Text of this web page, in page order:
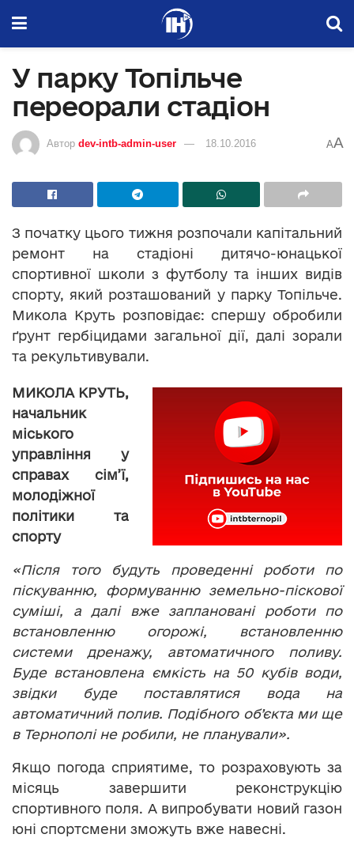
У парку Топільче
переорали стадіон
Автор dev-intb-admin-user 18.10.2016 AA
З початку цього тижня розпочали капітальний
ремонт на стадіоні дитячо-юнацької
спортивної школи з футболу та інших видів
спорту, який розташований у парку Топільче.
Микола Круть розповідає: спершу обробили
ґрунт гербіцидами загальної дії, далі зорали
та рекультивували.
МИКОЛА КРУТЬ,
начальник
міського
управління у
справах сім’ї,
молодіжної
політики та
спорту
«Після того будуть проведенні роботи по
піскуванню, формуванню земельно-піскової
суміші, а далі вже заплановані роботи по
встановленню огорожі, встановленню
системи дренажу, автоматичного поливу.
Буде встановлена ємкість на 50 кубів води,
звідки буде поставлятися вода на
автоматичний полив. Подібного об’єкта ми ще
в Тернополі не робили, не планували».
Якщо погода сприятиме, то розраховують за
місяць завершити реконструкцію
спортивного поля. А випробувати новий газон
юні спортсмени зможуть вже навесні.